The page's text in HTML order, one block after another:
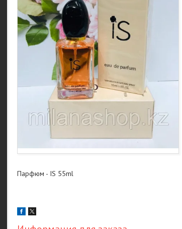
Парфюм - IS 55ml